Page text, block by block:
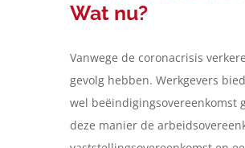
Wat nu?
Vanwege de coronacrisis
gevolg hebben. Werkgevers
wel beëindigingsovereenkomst
deze manier de